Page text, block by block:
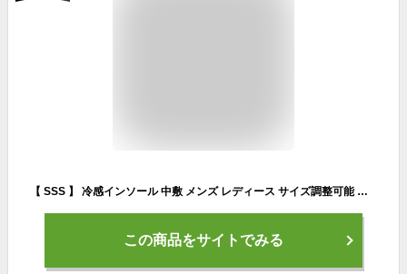
【 SSS 】 冷感インソール 中敷 メンズ レディース サイズ調整可能 ジェル クッション 清涼感 ひんやり 夏用 男性用 女性用 男女兼用 シーブリーズ SEA BREEZE COOLMAX 冷感 インソール
この商品をサイトでみる